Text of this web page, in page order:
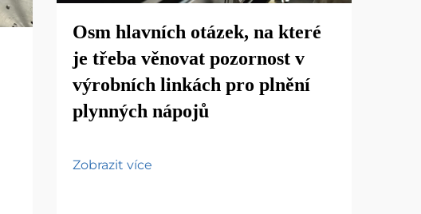
Osm hlavních otázek, na které
je třeba věnovat pozornost v
výrobních linkách pro plnění
plynných nápojů
Zobrazit více